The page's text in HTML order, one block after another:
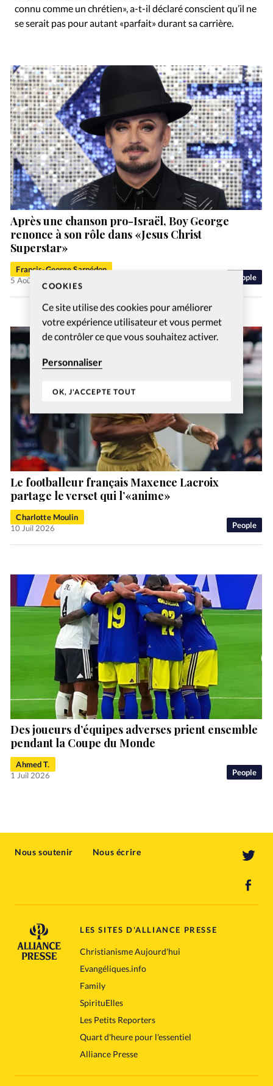
COOKIES
Ce site utilise des cookies pour améliorer
votre expérience utilisateur et vous permet
de contrôler ce que vous souhaitez activer.
Personnaliser
OK, J'ACCEPTE TOUT
connu comme un chrétien», a-t-il déclaré conscient qu’il ne
se serait pas pour autant «parfait» durant sa carrière.
People
Après une chanson pro-Israël, Boy George
renonce à son rôle dans «Jesus Christ
Superstar»
Francis-George Sarpédon
5 Août 2026
People
Le footballeur français Maxence Lacroix
partage le verset qui l’«anime»
Charlotte Moulin
10 Juil 2026
People
Des joueurs d’équipes adverses prient ensemble
pendant la Coupe du Monde
Ahmed T.
1 Juil 2026
Nous soutenir Nous écrire
LES SITES D'ALLIANCE PRESSE
Christianisme Aujourd'hui
Evangéliques.info
Family
SpirituElles
Les Petits Reporters
Quart d'heure pour l'essentiel
Alliance Presse